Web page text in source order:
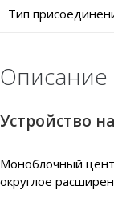
Тип
Описание
Устройство
Моноблочный
округлое